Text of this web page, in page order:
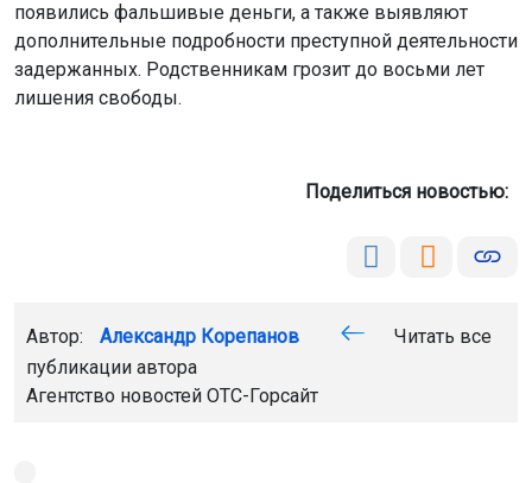
появились фальшивые деньги, а также выявляют
дополнительные подробности преступной деятельности
задержанных. Родственникам грозит до восьми лет
лишения свободы.
Поделиться новостью:
Автор: Александр Корепанов
Читать все
публикации автора
Агентство новостей ОТС-Горсайт